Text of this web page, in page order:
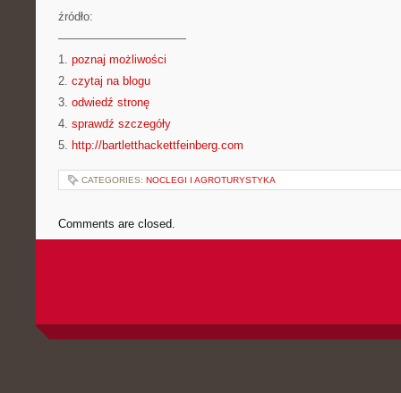
źródło:
———————————
1. poznaj możliwości
2. czytaj na blogu
3. odwiedź stronę
4. sprawdź szczegóły
5. http://bartletthackettfeinberg.com
CATEGORIES: NOCLEGI I AGROTURYSTYKA
Comments are closed.